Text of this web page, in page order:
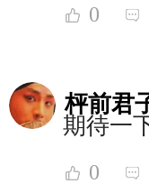
0
枰前君
期待一
0